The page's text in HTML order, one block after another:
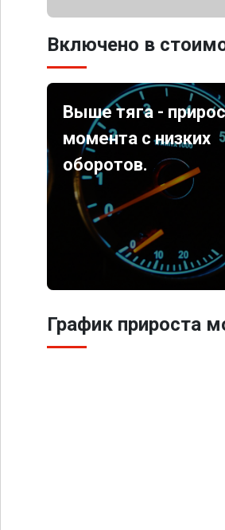
Включено в
Выше тяга -
момента с низких
оборотов.
График прироста